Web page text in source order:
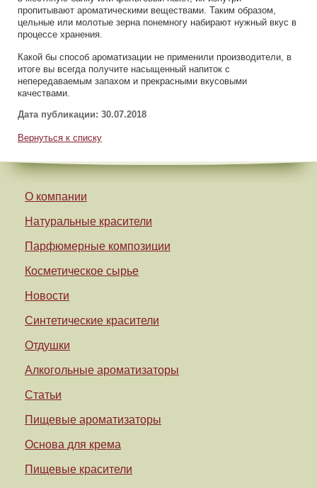
пропитывают ароматическими веществами. Таким образом,
цельные или молотые зерна понемногу набирают нужный вкус в
процессе хранения.
Какой бы способ ароматизации не применили производители, в
итоге вы всегда получите насыщенный напиток с
непередаваемым запахом и прекрасными вкусовыми
качествами.
Дата публикации: 30.07.2018
Вернуться к списку
О компании
Натуральные красители
Парфюмерные композиции
Косметическое сырье
Новости
Синтетические красители
Отдушки
Алкогольные ароматизаторы
Статьи
Пищевые ароматизаторы
Основа для крема
Пищевые красители